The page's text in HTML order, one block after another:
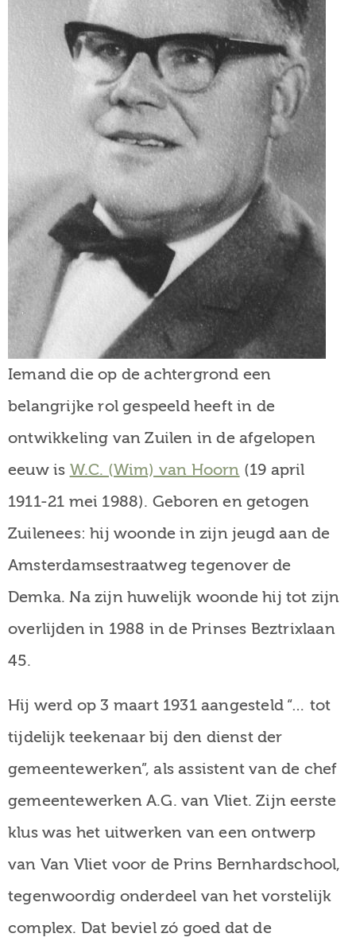
Iemand die op de achtergrond een
belangrijke rol gespeeld heeft in de
ontwikkeling van Zuilen in de afgelopen
eeuw is W.C. (Wim) van Hoorn (19 april
1911-21 mei 1988). Geboren en getogen
Zuilenees: hij woonde in zijn jeugd aan de
Amsterdamsestraatweg tegenover de
Demka. Na zijn huwelijk woonde hij tot zijn
overlijden in 1988 in de Prinses Beztrixlaan
45.
Hij werd op 3 maart 1931 aangesteld “… tot
tijdelijk teekenaar bij den dienst der
gemeentewerken”, als assistent van de chef
gemeentewerken A.G. van Vliet. Zijn eerste
klus was het uitwerken van een ontwerp
van Van Vliet voor de Prins Bernhardschool,
tegenwoordig onderdeel van het vorstelijk
complex. Dat beviel zó goed dat de